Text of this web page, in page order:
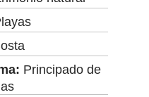
Principado de